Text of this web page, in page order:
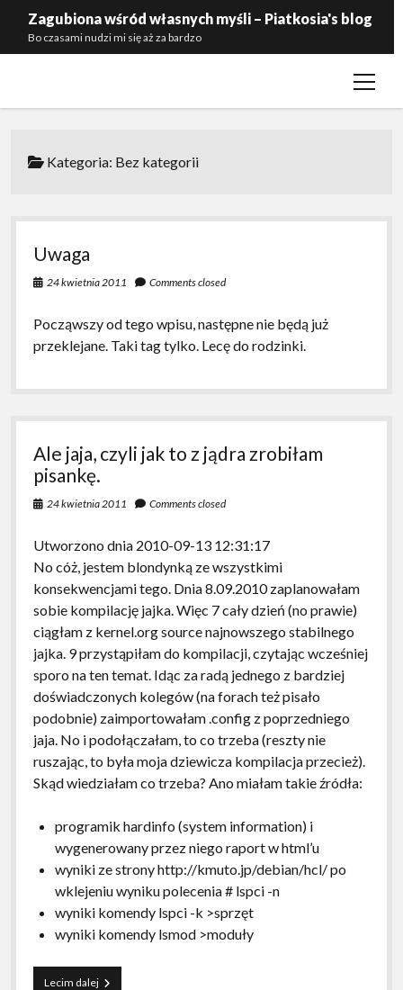
Zagubiona wśród własnych myśli – Piatkosia's blog
Bo czasami nudzi mi się aż za bardzo
open
Kategoria: Bez kategorii
Uwaga
24 kwietnia 2011 Comments closed
Począwszy od tego wpisu, następne nie będą już
przeklejane. Taki tag tylko. Lecę do rodzinki.
Ale jaja, czyli jak to z jądra zrobiłam
pisankę.
24 kwietnia 2011 Comments closed
Utworzono dnia 2010-09-13 12:31:17
No cóż, jestem blondynką ze wszystkimi
konsekwencjami tego. Dnia 8.09.2010 zaplanowałam
sobie kompilację jajka. Więc 7 cały dzień (no prawie)
ciągłam z kernel.org source najnowszego stabilnego
jajka. 9 przystąpiłam do kompilacji, czytając wcześniej
sporo na ten temat. Idąc za radą jednego z bardziej
doświadczonych kolegów (na forach też pisało
podobnie) zaimportowałam .config z poprzedniego
jaja. No i podołączałam, to co trzeba (reszty nie
ruszając, to była moja dziewicza kompilacja przecież).
Skąd wiedziałam co trzeba? Ano miałam takie źródła:
programik hardinfo (system information) i
wygenerowany przez niego raport w html’u
wyniki ze strony http://kmuto.jp/debian/hcl/ po
wklejeniu wyniku polecenia # lspci -n
wyniki komendy lspci -k >sprzęt
wyniki komendy lsmod >moduły
Lecim dalejAle